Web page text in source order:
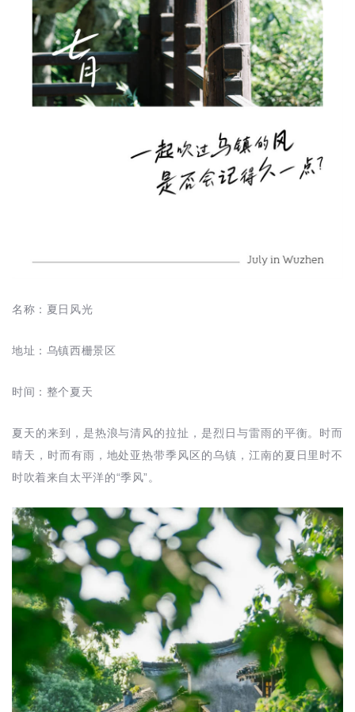
名称：夏日风光
地址：乌镇西栅景区
时间：整个夏天
夏天的来到，是热浪与清风的拉扯，是烈日与雷雨的平衡。时而
晴天，时而有雨，地处亚热带季风区的乌镇，江南的夏日里时不
时吹着来自太平洋的“季风”。